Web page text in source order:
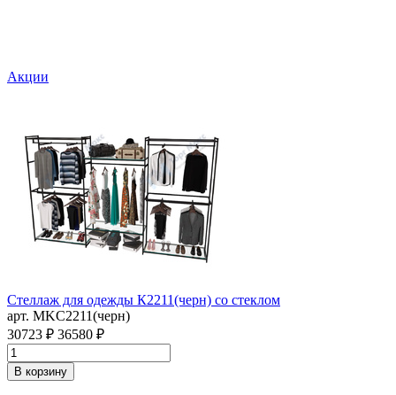
Акции
Стеллаж для одежды К2211(черн) со стеклом
арт. MKC2211(черн)
30723 ₽ 36580 ₽
В корзину